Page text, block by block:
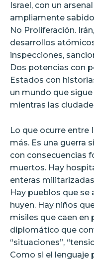
Israel, con un
ampliamente
No Proliferación.
desarrollos
inspecciones,
Dos potencias con
Estados con
un mundo que
mientras las
Lo que ocurre entre
más. Es una guerra
con consecuencias
muertos. Hay
enteras
Hay pueblos que se
huyen. Hay niños
misiles que caen en
diplomático que
“situaciones”,
Como si el lenguaje